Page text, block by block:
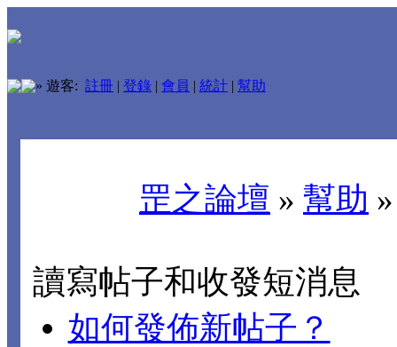
» 遊客: 註冊 | 登錄 | 會員 | 統計 | 幫助
罡之論壇 » 幫助
讀寫帖子和收發短消息
如何發佈新帖子？